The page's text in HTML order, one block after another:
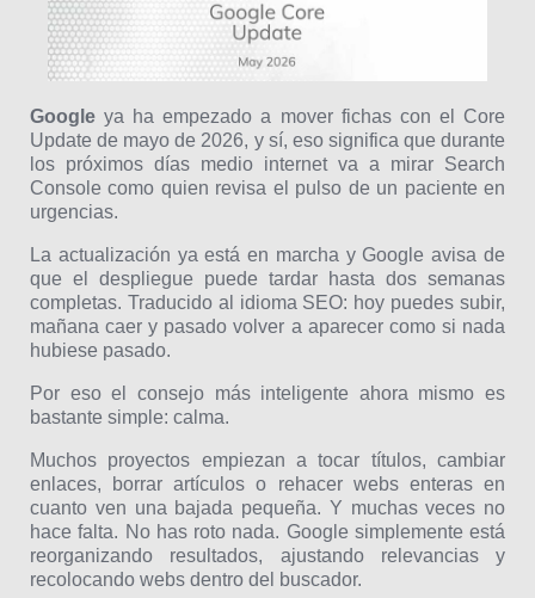
Googleya ha empezado a mover fichas con el Core
Update de mayo de 2026, y sí, eso significa que durante
los próximos días medio internet va a mirar Search
Console como quien revisa el pulso de un paciente en
urgencias.
La actualización ya está en marcha y Google avisa de
que el despliegue puede tardar hasta dos semanas
completas. Traducido al idioma SEO: hoy puedes subir,
mañana caer y pasado volver a aparecer como si nada
hubiese pasado.
Por eso el consejo más inteligente ahora mismo es
bastante simple: calma.
Muchos proyectos empiezan a tocar títulos, cambiar
enlaces, borrar artículos o rehacer webs enteras en
cuanto ven una bajada pequeña. Y muchas veces no
hace falta. No has roto nada. Google simplemente está
reorganizando resultados, ajustando relevancias y
recolocando webs dentro del buscador.